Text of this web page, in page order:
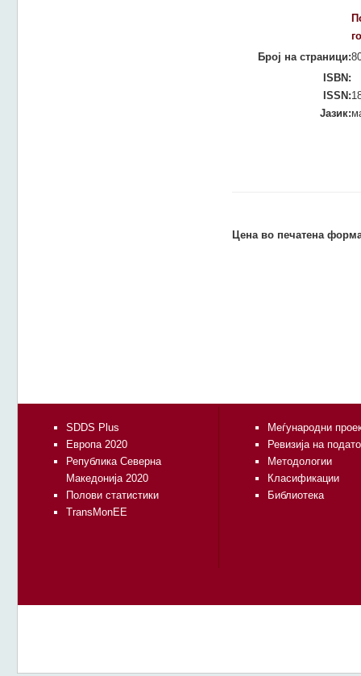
Број на страници:
ISBN:
ISSN:
Јазик:
Цена во печатена
SDDS Plus
Европа 2020
Република Северна
Македонија 2020
Полови статистики
TransMonEE
Меѓународни
Ревизија на
Методологии
Класификации
Библиотека